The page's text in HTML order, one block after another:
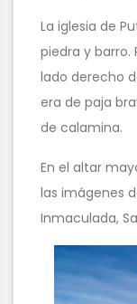
La iglesia de
piedra y barro.
lado derecho
era de paja
de calamina.
En el altar
las imágenes
Inmaculada,